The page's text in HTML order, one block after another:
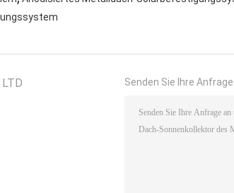
Senden Sie Ihre